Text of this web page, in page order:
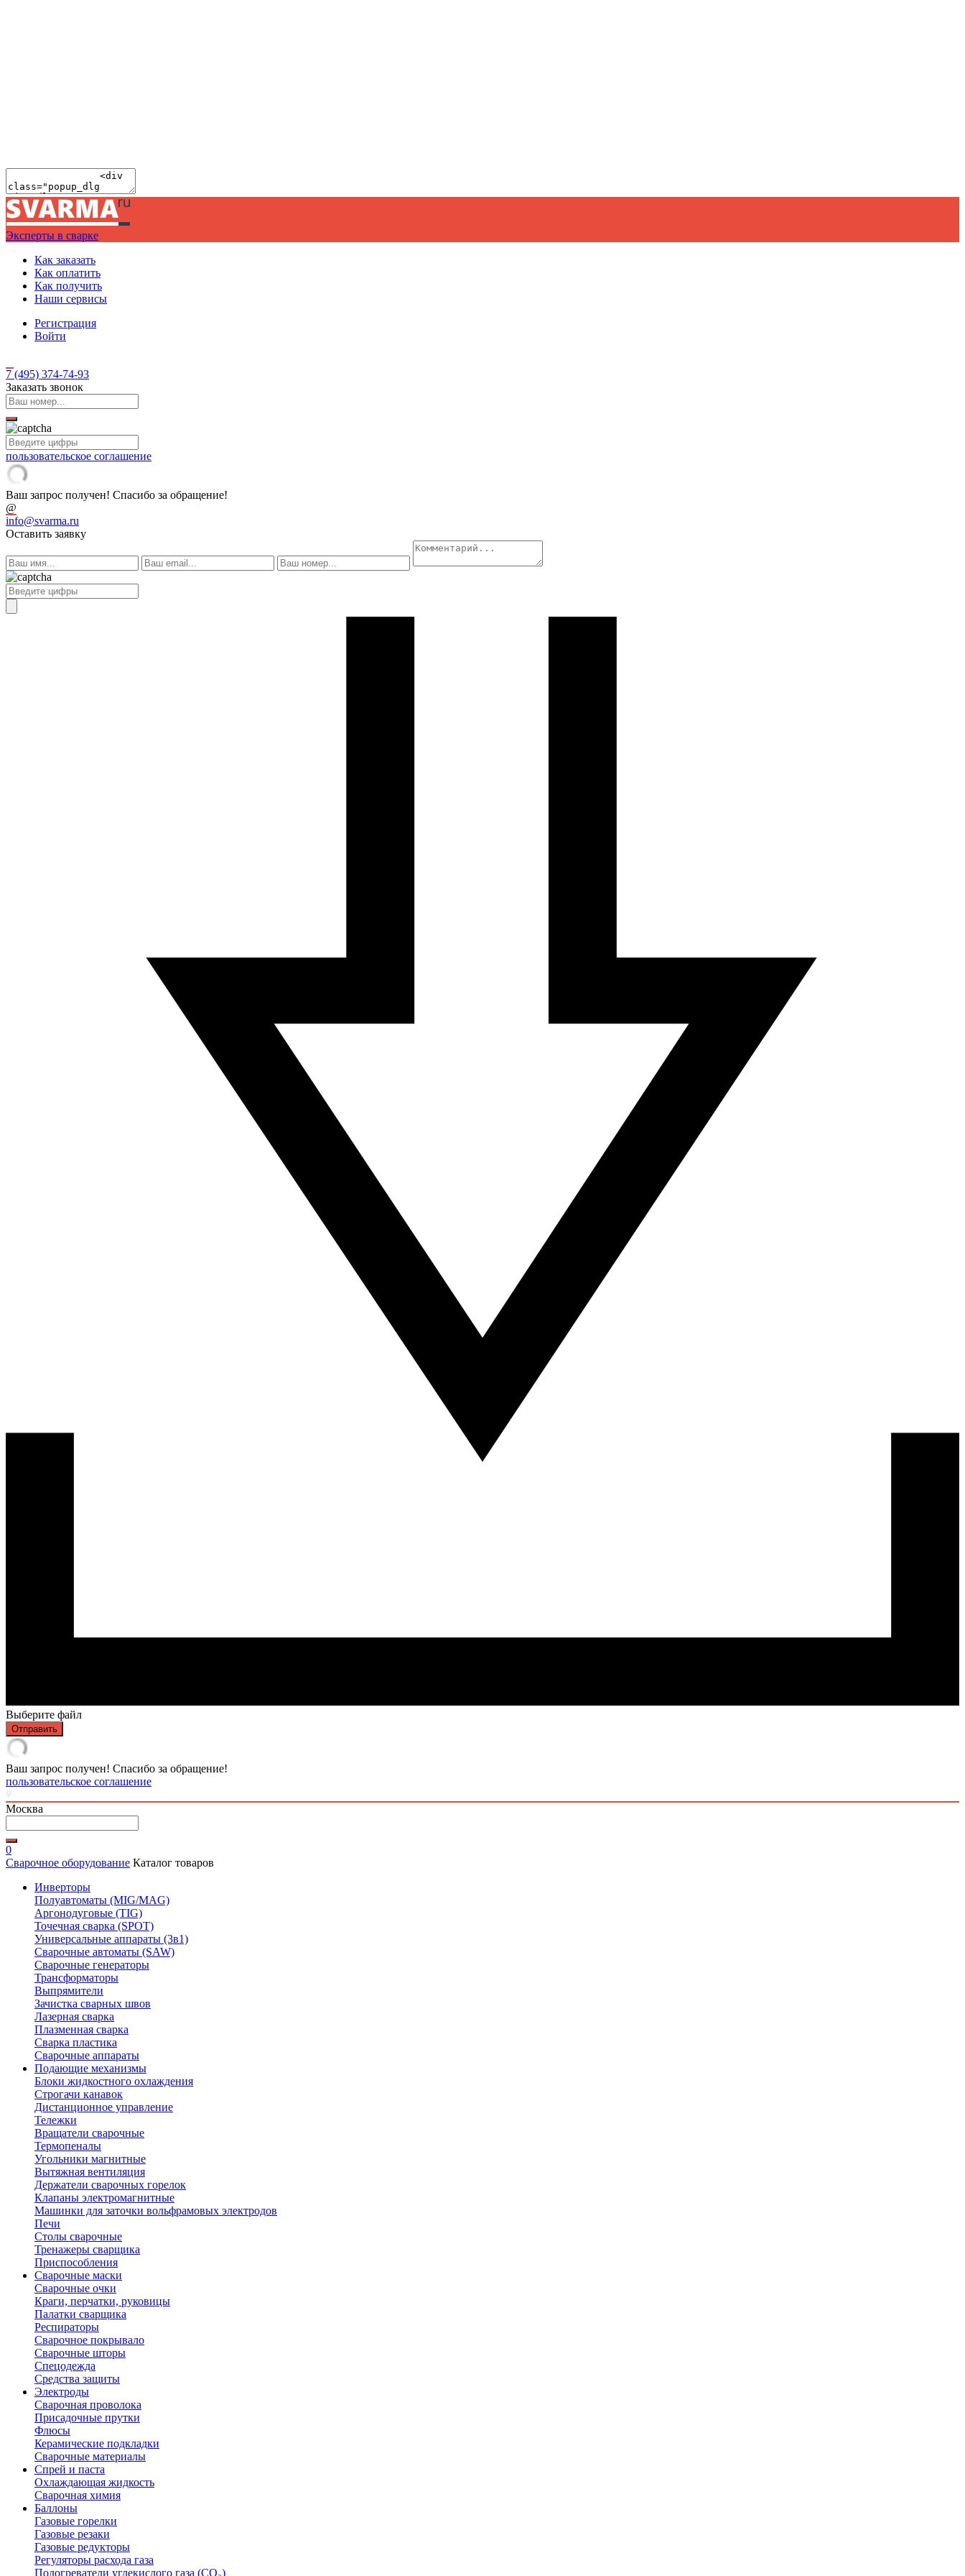
Эксперты в сварке
Как заказать
Как оплатить
Как получить
Наши сервисы
Регистрация
Войти
7 (495) 374-74-93
Заказать звонок
пользовательское соглашение
Ваш запрос получен! Спасибо за обращение!
@
info@svarma.ru
Оставить заявку
Выберите файл
Отправить
Ваш запрос получен! Спасибо за обращение!
пользовательское соглашение
Москва
0
Сварочное оборудование Каталог товаров
Инверторы
Полуавтоматы (MIG/MAG)
Аргонодуговые (TIG)
Точечная сварка (SPOT)
Универсальные аппараты (3в1)
Сварочные автоматы (SAW)
Сварочные генераторы
Трансформаторы
Выпрямители
Зачистка сварных швов
Лазерная сварка
Плазменная сварка
Сварка пластика
Сварочные аппараты
Подающие механизмы
Блоки жидкостного охлаждения
Строгачи канавок
Дистанционное управление
Тележки
Вращатели сварочные
Термопеналы
Угольники магнитные
Вытяжная вентиляция
Держатели сварочных горелок
Клапаны электромагнитные
Машинки для заточки вольфрамовых электродов
Печи
Столы сварочные
Тренажеры сварщика
Приспособления
Сварочные маски
Сварочные очки
Краги, перчатки, руковицы
Палатки сварщика
Респираторы
Сварочное покрывало
Сварочные шторы
Спецодежда
Средства защиты
Электроды
Сварочная проволока
Присадочные прутки
Флюсы
Керамические подкладки
Сварочные материалы
Спрей и паста
Охлаждающая жидкость
Сварочная химия
Баллоны
Газовые горелки
Газовые резаки
Газовые редукторы
Регуляторы расхода газа
Подогреватели углекислого газа (CO₂)